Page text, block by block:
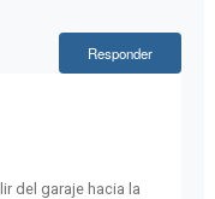
Responder
del garaje hacia la